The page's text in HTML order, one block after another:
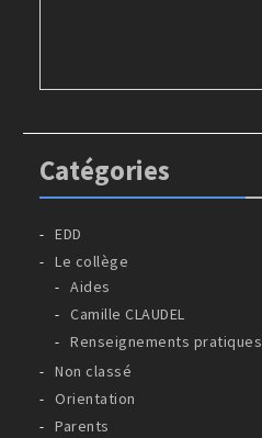
Catégories
EDD
Le collège
Aides
Camille CLAUDEL
Renseignements pratiques
Non classé
Orientation
Parents